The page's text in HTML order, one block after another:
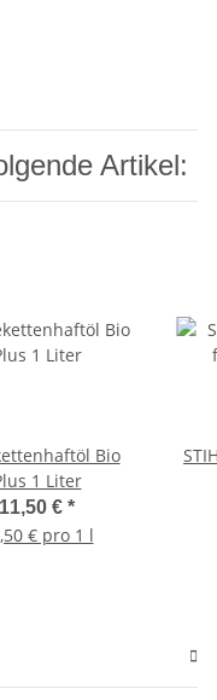
Artikel:
Bio
1 Liter
11,50 € *
€ pro 1 l